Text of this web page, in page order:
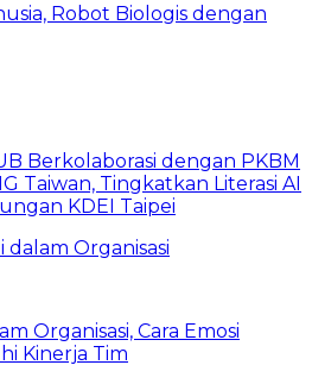
Robot Biologis dengan
Berkolaborasi dengan PKBM
Taiwan, Tingkatkan Literasi AI
KDEI Taipei
Organisasi, Cara Emosi
Kinerja Tim